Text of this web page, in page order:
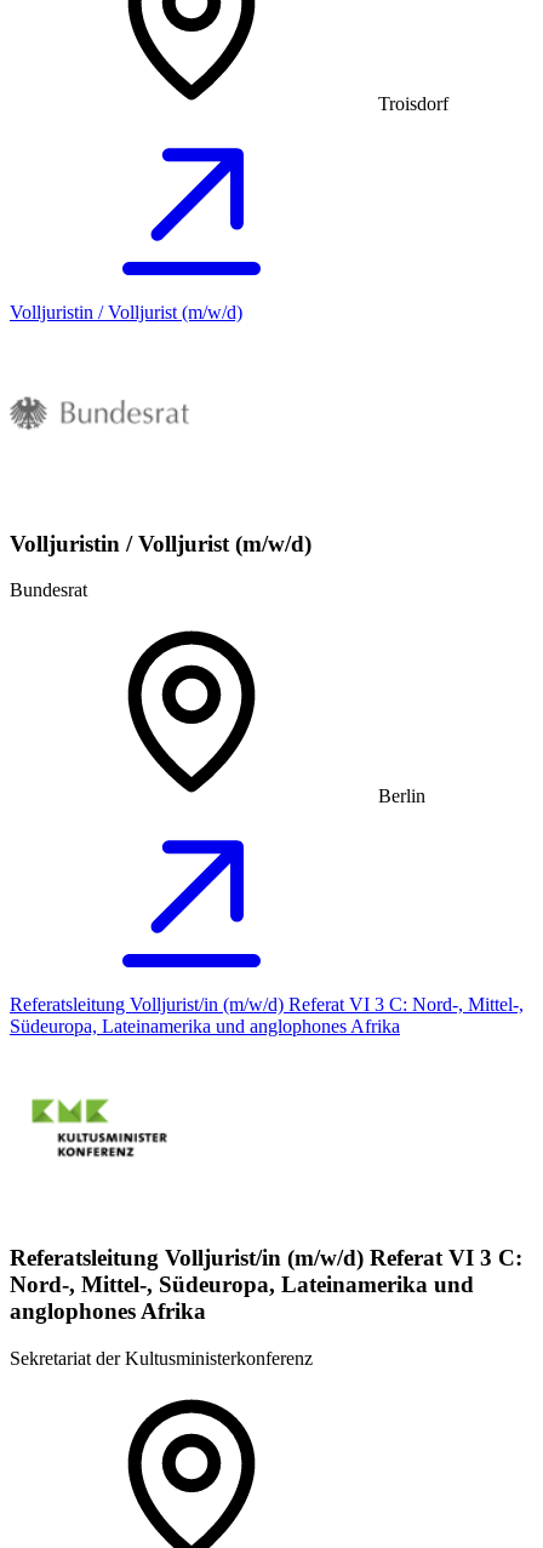
Troisdorf
Volljuristin / Volljurist (m/w/d)
Volljuristin / Volljurist (m/w/d)
Bundesrat
Berlin
Referatsleitung Volljurist/in (m/w/d) Referat VI 3 C: Nord-, Mittel-,
Südeuropa, Lateinamerika und anglophones Afrika
Referatsleitung Volljurist/in (m/w/d) Referat VI 3 C:
Nord-, Mittel-, Südeuropa, Lateinamerika und
anglophones Afrika
Sekretariat der Kultusministerkonferenz